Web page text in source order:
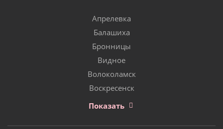
Апрелевка
Балашиха
Бронницы
Видное
Волоколамск
Воскресенск
Показать